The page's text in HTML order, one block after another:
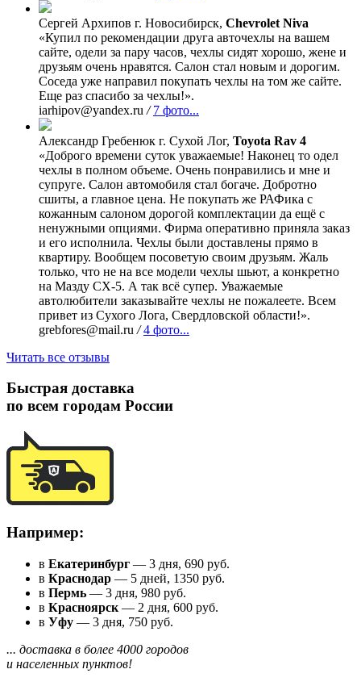
Сергей Архипов г. Новосибирск, Chevrolet Niva
«Купил по рекомендации друга авточехлы на вашем
сайте, одели за пару часов, чехлы сидят хорошо, жене и
друзьям очень нравятся. Салон стал новым и дорогим.
Соседа уже направил покупать чехлы на том же сайте.
Еще раз спасибо за чехлы!».
iarhipov@yandex.ru / 7 фото...
Александр Гребенюк г. Сухой Лог, Toyota Rav 4
«Доброго времени суток уважаемые! Наконец то одел
чехлы в полном объеме. Очень понравились и мне и
супруге. Салон автомобиля стал богаче. Добротно
сшиты, а главное цена. Не покупать же РАФика с
кожанным салоном дорогой комплектации да ещё с
ненужными опциями. Фирма оперативно приняла заказ
и его исполнила. Чехлы были доставлены прямо в
квартиру. Вообщем посоветую своим друзьям. Жаль
только, что не на все модели чехлы шьют, а конкретно
на Мазду СХ-5. А так всё супер. Уважаемые
автолюбители заказывайте чехлы не пожалеете. Всем
привет из Сухого Лога, Свердловской области!».
grebfores@mail.ru / 4 фото...
Читать все отзывы
Быстрая доставка
по всем городам России
Например:
в Екатеринбург — 3 дня, 690 руб.
в Краснодар — 5 дней, 1350 руб.
в Пермь — 3 дня, 980 руб.
в Красноярск — 2 дня, 600 руб.
в Уфу — 3 дня, 750 руб.
... доставка в более 4000 городов
и населенных пунктов!